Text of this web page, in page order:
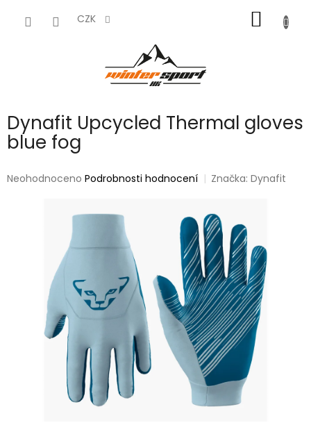
CZK
KOŠÍK
Dynafit Upcycled Thermal gloves
blue fog
Průměrné
hvězdiček.
Neohodnoceno Podrobnosti hodnocení Značka:Dynafit